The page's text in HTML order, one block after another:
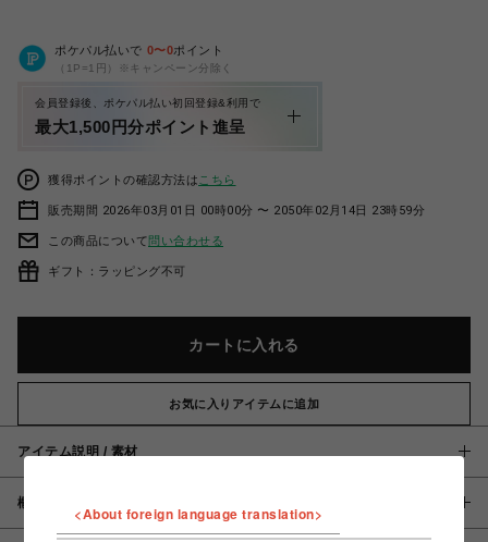
ポケパル払いで 0〜0ポイント
（1P=1円）※キャンペーン分除く
会員登録後、ポケパル払い初回登録&利用で
最大1,500円分ポイント進呈
獲得ポイントの確認方法は こちら
販売期間 2026年03月01日 00時00分 〜 2050年02月14日 23時59分
この商品について問い合わせる
ギフト：ラッピング不可
カートに入れる
お気に入りアイテムに追加
アイテム説明 / 素材
概要
<About foreign language translation>